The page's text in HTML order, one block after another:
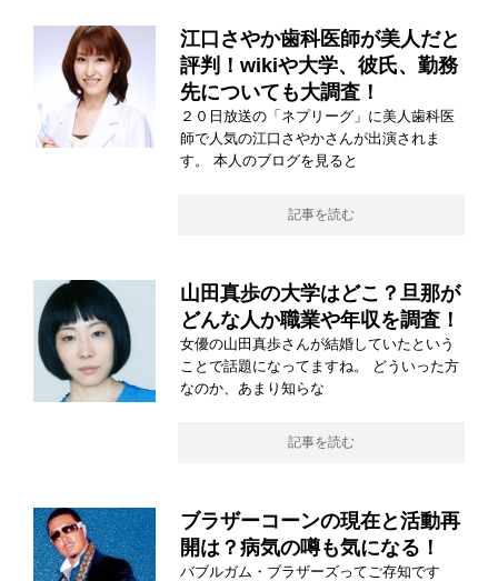
江口さやか歯科医師が美人だと
評判！wikiや大学、彼氏、勤務
先についても大調査！
２０日放送の「ネプリーグ」に美人歯科医
師で人気の江口さやかさんが出演されま
す。 本人のブログを見ると
記事を読む
山田真歩の大学はどこ？旦那が
どんな人か職業や年収を調査！
女優の山田真歩さんが結婚していたという
ことで話題になってますね。 どういった方
なのか、あまり知らな
記事を読む
ブラザーコーンの現在と活動再
開は？病気の噂も気になる！
バブルガム・ブラザーズってご存知です